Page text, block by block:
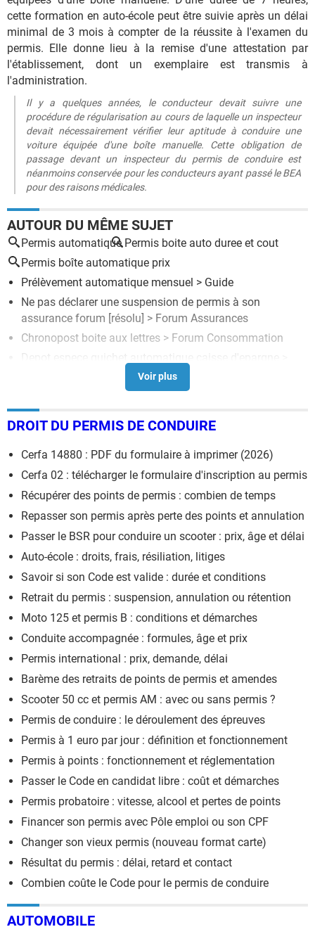
cette formation en auto-école peut être suivie après un délai
minimal de 3 mois à compter de la réussite à l'examen du
permis. Elle donne lieu à la remise d'une attestation par
l'établissement, dont un exemplaire est transmis à
l'administration.
Il y a quelques années, le conducteur devait suivre une
procédure de régularisation au cours de laquelle un inspecteur
devait nécessairement vérifier leur aptitude à conduire une
voiture équipée d'une boîte manuelle. Cette obligation de
passage devant un inspecteur du permis de conduire est
néanmoins conservée pour les conducteurs ayant passé le BEA
pour des raisons médicales.
AUTOUR DU MÊME SUJET
Permis automatique Permis boite auto duree et cout
Permis boîte automatique prix
Prélèvement automatique mensuel > Guide
Ne pas déclarer une suspension de permis à son
assurance forum [résolu] > Forum Assurances
Chronopost boite aux lettres > Forum Consommation
Depot espece guichet automatique caisse d'epargne
[résolu] >Forum Consommation
DROIT DU PERMIS DE CONDUIRE
Cerfa 14880 : PDF du formulaire à imprimer (2026)
Cerfa 02 : télécharger le formulaire d'inscription au permis
Récupérer des points de permis : combien de temps
Repasser son permis après perte des points et annulation
Passer le BSR pour conduire un scooter : prix, âge et délai
Auto-école : droits, frais, résiliation, litiges
Savoir si son Code est valide : durée et conditions
Retrait du permis : suspension, annulation ou rétention
Moto 125 et permis B : conditions et démarches
Conduite accompagnée : formules, âge et prix
Permis international : prix, demande, délai
Barème des retraits de points de permis et amendes
Scooter 50 cc et permis AM : avec ou sans permis ?
Permis de conduire : le déroulement des épreuves
Permis à 1 euro par jour : définition et fonctionnement
Permis à points : fonctionnement et réglementation
Passer le Code en candidat libre : coût et démarches
Permis probatoire : vitesse, alcool et pertes de points
Financer son permis avec Pôle emploi ou son CPF
Changer son vieux permis (nouveau format carte)
Résultat du permis : délai, retard et contact
Combien coûte le Code pour le permis de conduire
AUTOMOBILE